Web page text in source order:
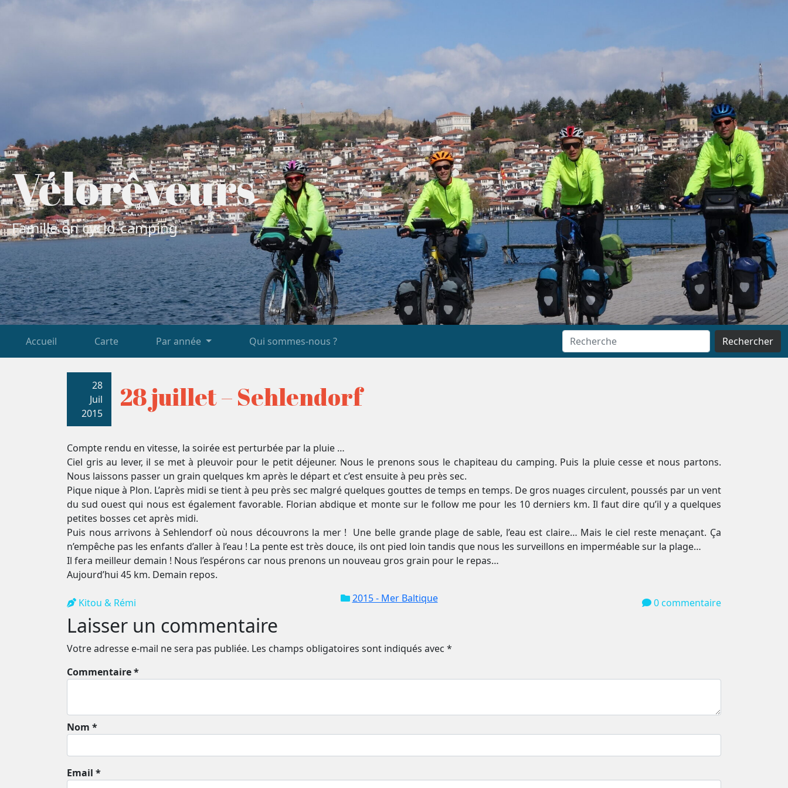
Vélorêveurs
Famille en cyclo-camping
Accueil Carte Par année Qui sommes-nous ? Rechercher
28
Juil
2015
28 juillet – Sehlendorf
Compte rendu en vitesse, la soirée est perturbée par la pluie …
Ciel gris au lever, il se met à pleuvoir pour le petit déjeuner. Nous le prenons sous le chapiteau du camping. Puis la pluie cesse et nous partons.
Nous laissons passer un grain quelques km après le départ et c’est ensuite à peu près sec.
Pique nique à Plon. L’après midi se tient à peu près sec malgré quelques gouttes de temps en temps. De gros nuages circulent, poussés par un vent
du sud ouest qui nous est également favorable. Florian abdique et monte sur le follow me pour les 10 derniers km. Il faut dire qu’il y a quelques
petites bosses cet après midi.
Puis nous arrivons à Sehlendorf où nous découvrons la mer ! Une belle grande plage de sable, l’eau est claire… Mais le ciel reste menaçant. Ça
n’empêche pas les enfants d’aller à l’eau ! La pente est très douce, ils ont pied loin tandis que nous les surveillons en imperméable sur la plage…
Il fera meilleur demain ! Nous l’espérons car nous prenons un nouveau gros grain pour le repas…
Aujourd’hui 45 km. Demain repos.
Kitou & Rémi 2015 - Mer Baltique 0 commentaire
Laisser un commentaire
Votre adresse e-mail ne sera pas publiée. Les champs obligatoires sont indiqués avec *
Commentaire *
Nom *
Email *